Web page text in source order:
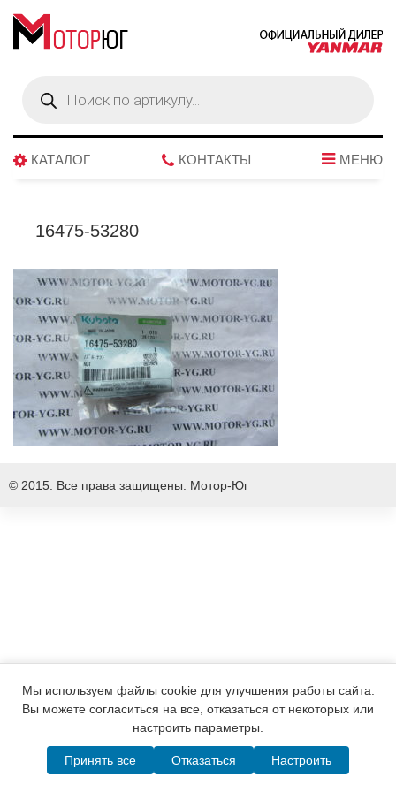
товаров
КАТАЛОГ КОНТАКТЫ МЕНЮ
16475-53280
© 2015. Все права защищены. Мотор-Юг
Написать в MAX Telegram WhatsApp Позвонить
Мы используем файлы cookie для улучшения работы сайта.
Вы можете согласиться на все, отказаться от некоторых или
настроить параметры.
Принять все Отказаться Настроить